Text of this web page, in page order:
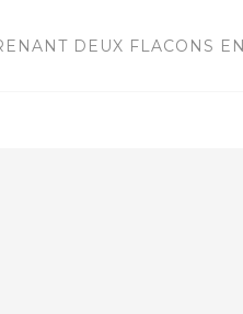
DEUX FLACONS EN